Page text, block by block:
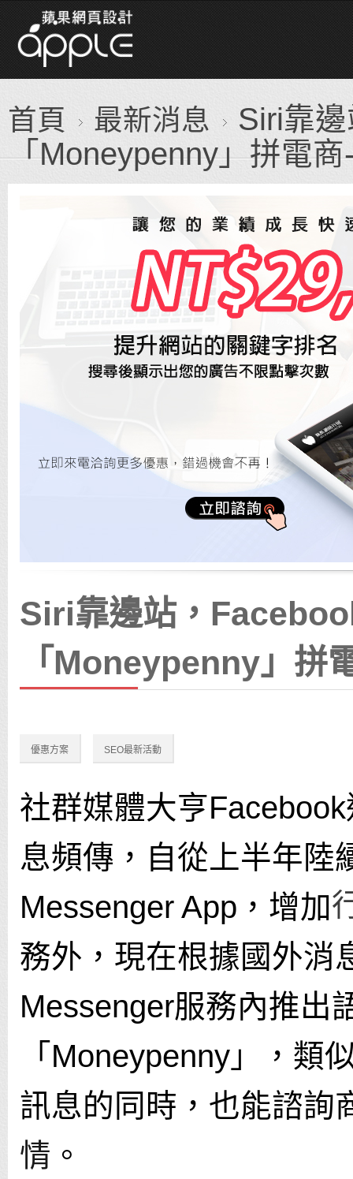
首頁 最新消息
Siri靠
「Moneypenny」拼電
Siri靠邊站，
「Moneypenny」拼
優惠方案 SEO最新活動
社群媒體大亨
息頻傳，自從上半年陸
Messenger App，增加
務外，現在根據國外消
Messenger服務內推出
「Moneypenny」，類
訊息的同時，也能諮詢
情 。